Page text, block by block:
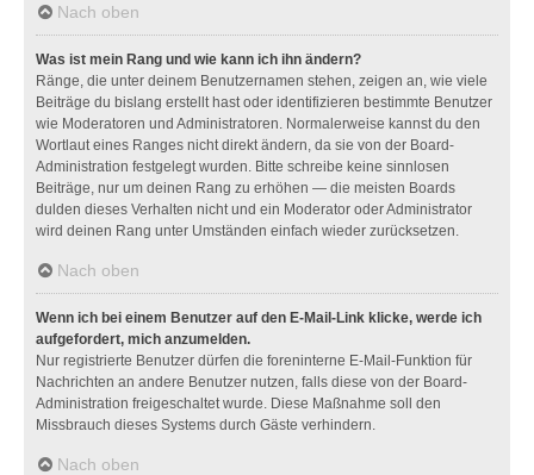
Nach oben
Was ist mein Rang und wie kann ich ihn ändern?
Ränge, die unter deinem Benutzernamen stehen, zeigen an, wie viele
Beiträge du bislang erstellt hast oder identifizieren bestimmte Benutzer
wie Moderatoren und Administratoren. Normalerweise kannst du den
Wortlaut eines Ranges nicht direkt ändern, da sie von der Board-
Administration festgelegt wurden. Bitte schreibe keine sinnlosen
Beiträge, nur um deinen Rang zu erhöhen — die meisten Boards
dulden dieses Verhalten nicht und ein Moderator oder Administrator
wird deinen Rang unter Umständen einfach wieder zurücksetzen.
Nach oben
Wenn ich bei einem Benutzer auf den E-Mail-Link klicke, werde ich
aufgefordert, mich anzumelden.
Nur registrierte Benutzer dürfen die foreninterne E-Mail-Funktion für
Nachrichten an andere Benutzer nutzen, falls diese von der Board-
Administration freigeschaltet wurde. Diese Maßnahme soll den
Missbrauch dieses Systems durch Gäste verhindern.
Nach oben